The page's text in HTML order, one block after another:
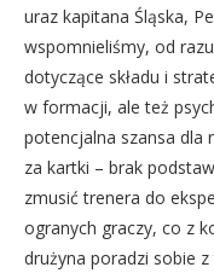
uraz kapitana Śląska,
wspomnieliśmy, od
dotyczące składu i
w formacji, ale też
potencjalna szansa dla
za kartki – brak
zmusić trenera do
ogranych graczy, co z
drużyna poradzi sobie